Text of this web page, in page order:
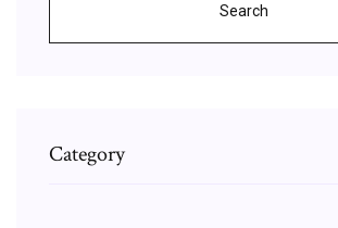
Search
Category